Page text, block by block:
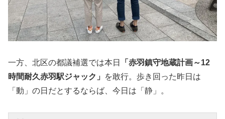
一方、北区の都議補選では本日
「赤羽鎮守地蔵計画～12
時間耐久赤羽駅ジャック」
を敢行。歩き回った昨日は
「動」の日だとするならば、今日は「静」。